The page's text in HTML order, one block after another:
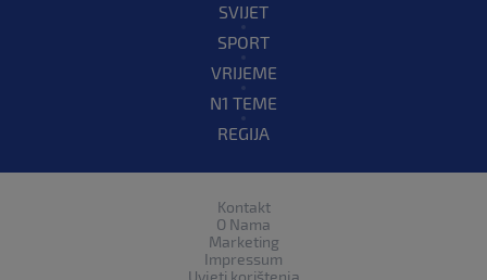
SVIJET
SPORT
VRIJEME
N1 TEME
REGIJA
Kontakt
O Nama
Marketing
Impressum
Uvjeti korištenja